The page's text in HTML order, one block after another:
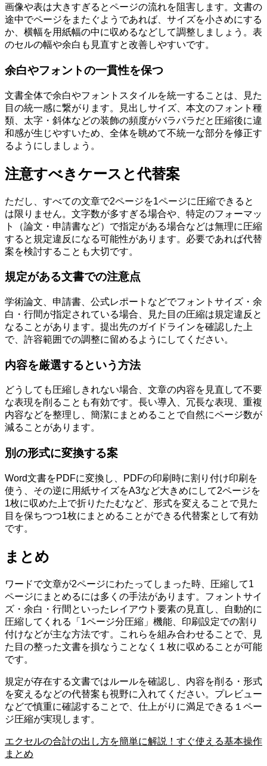
画像や表は大きすぎるとページの流れを阻害します。文書の
途中でページをまたぐようであれば、サイズを小さめにする
か、横幅を用紙幅の中に収めるなどして調整しましょう。表
のセルの幅や余白も見直すと改善しやすいです。
余白やフォントの一貫性を保つ
文書全体で余白やフォントスタイルを統一することは、見た
目の統一感に繋がります。見出しサイズ、本文のフォント種
類、太字・斜体などの装飾の頻度がバラバラだと圧縮後に違
和感が生じやすいため、全体を眺めて不統一な部分を修正す
るようにしましょう。
注意すべきケースと代替案
ただし、すべての文章で2ページを1ページに圧縮できると
は限りません。文字数が多すぎる場合や、特定のフォーマッ
ト（論文・申請書など）で指定がある場合などは無理に圧縮
すると規定違反になる可能性があります。必要であれば代替
案を検討することも大切です。
規定がある文書での注意点
学術論文、申請書、公式レポートなどでフォントサイズ・余
白・行間が指定されている場合、見た目の圧縮は規定違反と
なることがあります。提出先のガイドラインを確認した上
で、許容範囲での調整に留めるようにしてください。
内容を厳選するという方法
どうしても圧縮しきれない場合、文章の内容を見直して不要
な表現を削ることも有効です。長い導入、冗長な表現、重複
内容などを整理し、簡潔にまとめることで自然にページ数が
減ることがあります。
別の形式に変換する案
Word文書をPDFに変換し、PDFの印刷時に割り付け印刷を
使う、その逆に用紙サイズをA3など大きめにして2ページを
1枚に収めた上で折りたたむなど、形式を変えることで見た
目を保ちつつ1枚にまとめることができる代替案として有効
です。
まとめ
ワードで文章が2ページにわたってしまった時、圧縮して1
ページにまとめるには多くの手法があります。フォントサイ
ズ・余白・行間といったレイアウト要素の見直し、自動的に
圧縮してくれる「1ページ分圧縮」機能、印刷設定での割り
付けなどが主な方法です。これらを組み合わせることで、見
た目の整った文書を損なうことなく１枚に収めることが可能
です。
規定が存在する文書ではルールを確認し、内容を削る・形式
を変えるなどの代替案も視野に入れてください。プレビュー
などで慎重に確認することで、仕上がりに満足できる１ペー
ジ圧縮が実現します。
エクセルの合計の出し方を簡単に解説！すぐ使える基本操作
まとめ